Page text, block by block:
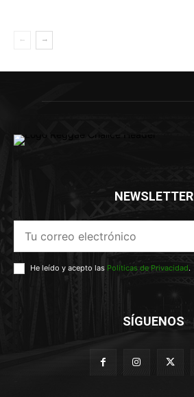
NEWSLETTER
He leído y acepto las Políticas de Privacidad.
SÍGUENOS